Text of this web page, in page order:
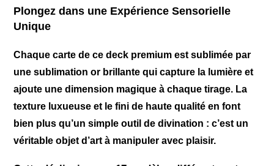
Plongez dans une Expérience Sensorielle
Unique
Chaque carte de ce deck premium est sublimée par
unesublimation or brillante qui capture la lumière et
ajoute une dimension magique à chaque tirage. La
texture luxueuse et le fini de haute qualité en font
bien plus qu’un simple outil de divination : c’est un
véritable objet d’art à manipuler avec plaisir.